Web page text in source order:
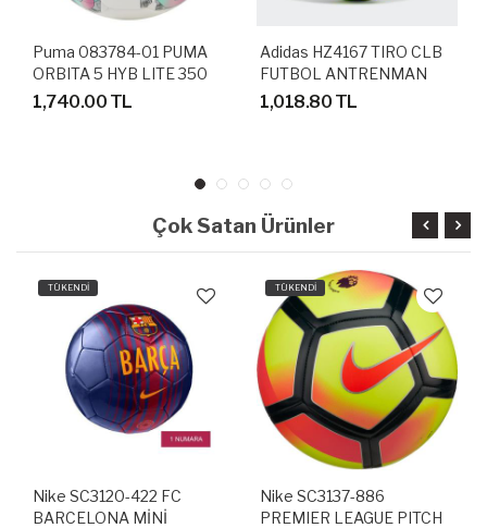
Puma 083784-01 PUMA
ORBITA 5 HYB LITE 350
HAFİF AĞIRLIKTA FUTBOL
ANTRENMAN TOPU
1,740.00 TL
Adidas HZ4167 TIRO CLB
FUTBOL ANTRENMAN
TOPU
1,018.80 TL
Çok Satan Ürünler
TÜKENDİ
Nike SC3120-422 FC
BARCELONA MİNİ
TÜKENDİ
Nike SC3137-886
PREMIER LEAGUE PITCH